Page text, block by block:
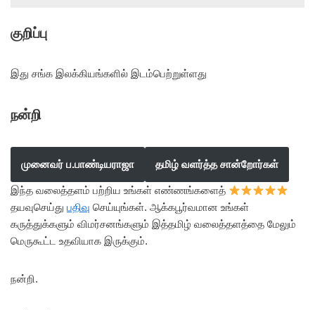
குறிப்பு
இது சங்க இலக்கியங்களில் இடம்பெற்றுள்ளது
நன்றி
முனைவர் ப.பாண்டியராஜா தமிழ் வளர்த்த சான்றோர்கள்
இந்த வலைத்தளம் பற்றிய உங்கள் எண்ணங்களைத்
தயவுசெய்து பதிவு செய்யுங்கள். ஆக்கபூர்வமான உங்கள்
கருத்துக்களும் விமர்சனங்களும் இத்தமிழ் வலைத்தளத்தை மேலும்
மெருகூட்ட உதவியாக இருக்கும்.
நன்றி.